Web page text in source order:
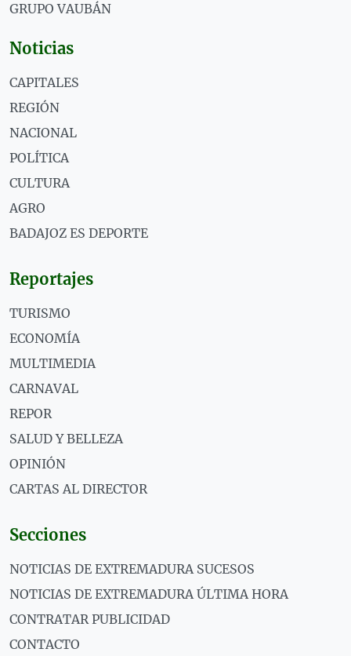
GRUPO VAUBÁN
Noticias
CAPITALES
REGIÓN
NACIONAL
POLÍTICA
CULTURA
AGRO
BADAJOZ ES DEPORTE
Reportajes
TURISMO
ECONOMÍA
MULTIMEDIA
CARNAVAL
REPOR
SALUD Y BELLEZA
OPINIÓN
CARTAS AL DIRECTOR
Secciones
NOTICIAS DE EXTREMADURA SUCESOS
NOTICIAS DE EXTREMADURA ÚLTIMA HORA
CONTRATAR PUBLICIDAD
CONTACTO